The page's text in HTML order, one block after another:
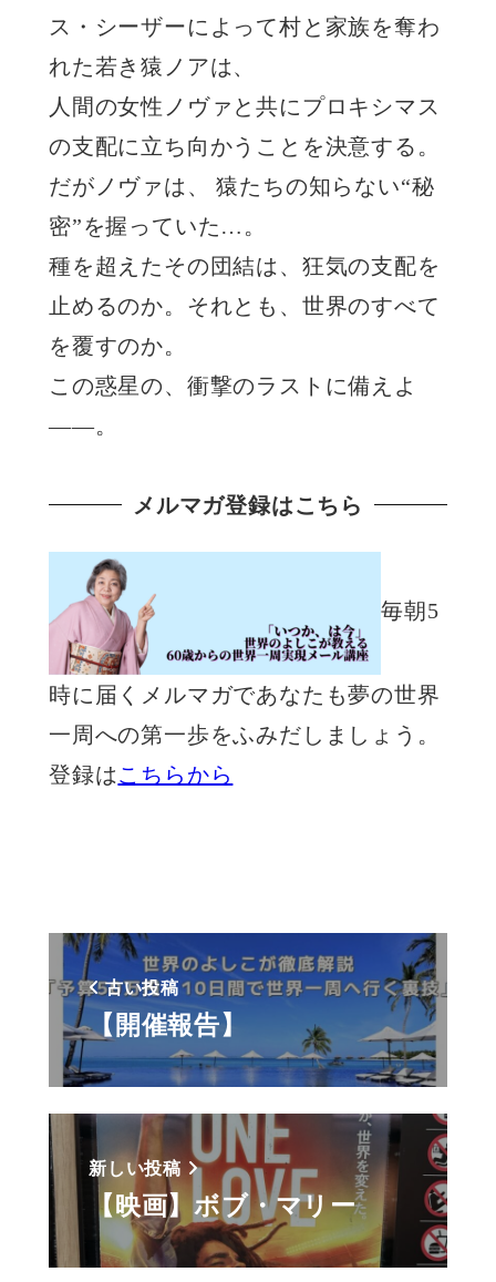
ス・シーザーによって村と家族を奪わ
れた若き猿ノアは、
人間の女性ノヴァと共にプロキシマス
の支配に立ち向かうことを決意する。
だがノヴァは、 猿たちの知らない“秘
密”を握っていた…。
種を超えたその団結は、狂気の支配を
止めるのか。それとも、世界のすべて
を覆すのか。
この惑星の、衝撃のラストに備えよ
——。
メルマガ登録はこちら
毎朝5
時に届くメルマガであなたも夢の世界
一周への第一歩をふみだしましょう。
登録はこちらから
古い投稿
【開催報告】
新しい投稿
【映画】ボブ・マリー